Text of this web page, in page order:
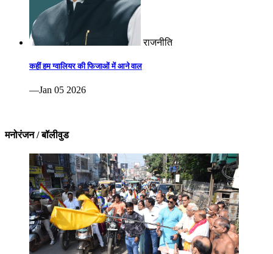
राजनीति
कहीं हम ग्वालियर की फिजाओं में आने वाल
—Jan 05 2026
मनोरंजन / बॉलीवुड